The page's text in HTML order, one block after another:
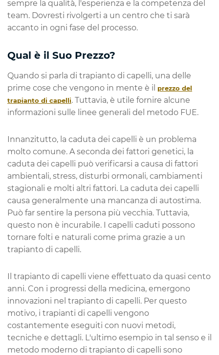
sempre la qualità, l'esperienza e la competenza del
team. Dovresti rivolgerti a un centro che ti sarà
accanto in ogni fase del processo.
Qual è il Suo Prezzo?
Quando si parla di trapianto di capelli, una delle
prime cose che vengono in mente è il
prezzo del
trapianto di capelli. Tuttavia, è utile fornire alcune
informazioni sulle linee generali del metodo FUE.
Innanzitutto, la caduta dei capelli è un problema
molto comune. A seconda dei fattori genetici, la
caduta dei capelli può verificarsi a causa di fattori
ambientali, stress, disturbi ormonali, cambiamenti
stagionali e molti altri fattori. La caduta dei capelli
causa generalmente una mancanza di autostima.
Può far sentire la persona più vecchia. Tuttavia,
questo non è incurabile. I capelli caduti possono
tornare folti e naturali come prima grazie a un
trapianto di capelli.
Il trapianto di capelli viene effettuato da quasi cento
anni. Con i progressi della medicina, emergono
innovazioni nel trapianto di capelli. Per questo
motivo, i trapianti di capelli vengono
costantemente eseguiti con nuovi metodi,
tecniche e dettagli. L'ultimo esempio in tal senso e il
metodo moderno di trapianto di capelli sono